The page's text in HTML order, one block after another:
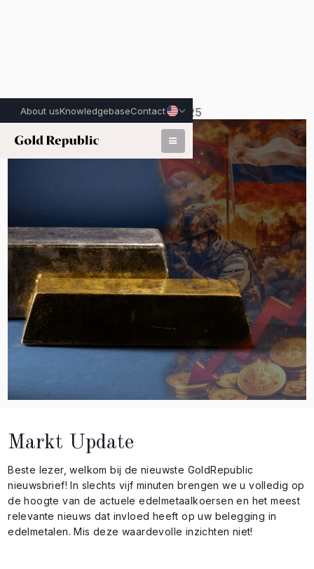
About usKnowledgebaseContact
Published on:December 20th, 2025
Markt Update
Beste lezer, welkom bij de nieuwste GoldRepublic
nieuwsbrief! In slechts vijf minuten brengen we u volledig op
de hoogte van de actuele edelmetaalkoersen en het meest
relevante nieuws dat invloed heeft op uw belegging in
edelmetalen. Mis deze waardevolle inzichten niet!